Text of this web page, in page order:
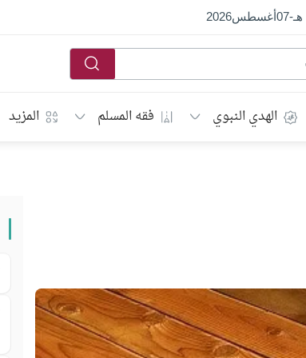
-
07أغسطس2026
الهدي النبوي فقه المسلم المزيد